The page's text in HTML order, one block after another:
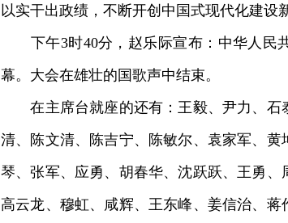
以实干出政绩，不断开创中国式现代化建设
下午3时40分，赵乐际宣布：中华人民
幕。大会在雄壮的国歌声中结束。
在主席台就座的还有：王毅、尹力、石
清、陈文清、陈吉宁、陈敏尔、袁家军、
琴、张军、应勇、胡春华、沈跃跃、王勇、
高云龙、穆虹、咸辉、王东峰、姜信治、